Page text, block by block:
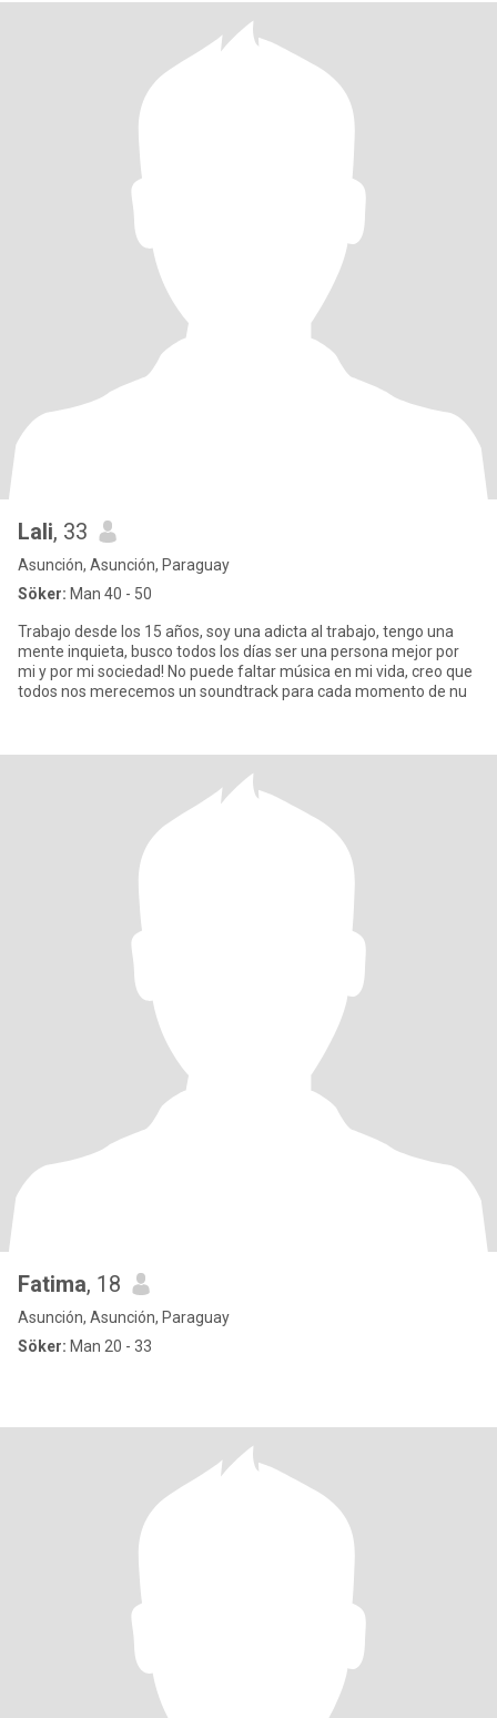
Lali, 33
Asunción, Asunción, Paraguay
Söker: Man 40 - 50
Trabajo desde los 15 años, soy una adicta al trabajo, tengo una
mente inquieta, busco todos los días ser una persona mejor por
mi y por mi sociedad! No puede faltar música en mi vida, creo que
todos nos merecemos un soundtrack para cada momento de nu
Fatima, 18
Asunción, Asunción, Paraguay
Söker: Man 20 - 33